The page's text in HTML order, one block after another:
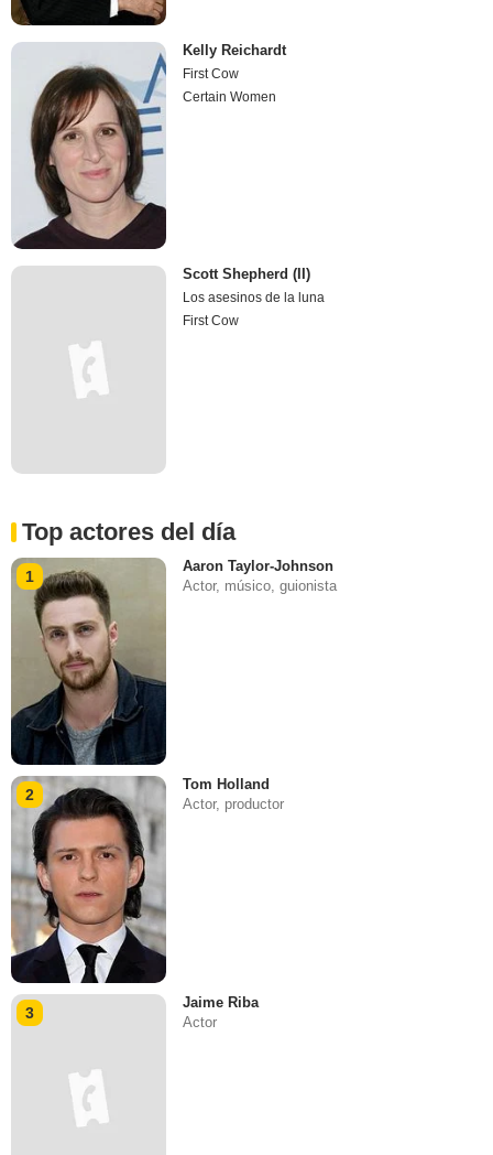
Kelly Reichardt
First Cow
Certain Women
Scott Shepherd (II)
Los asesinos de la luna
First Cow
Top actores del día
1
Aaron Taylor-Johnson
Actor, músico, guionista
2
Tom Holland
Actor, productor
3
Jaime Riba
Actor